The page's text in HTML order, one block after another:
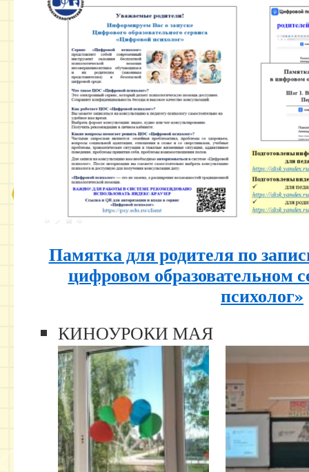
Памятка для родителя по
цифровом образовательном
психолог»
КИНОУРОКИ МАЯ